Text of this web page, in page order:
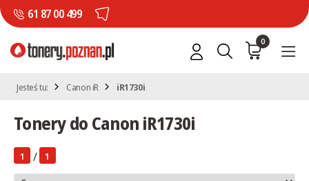
61 87 00 499
0
Jesteś tu: Canon iR iR1730i
Tonery do Canon iR1730i
1 / 1